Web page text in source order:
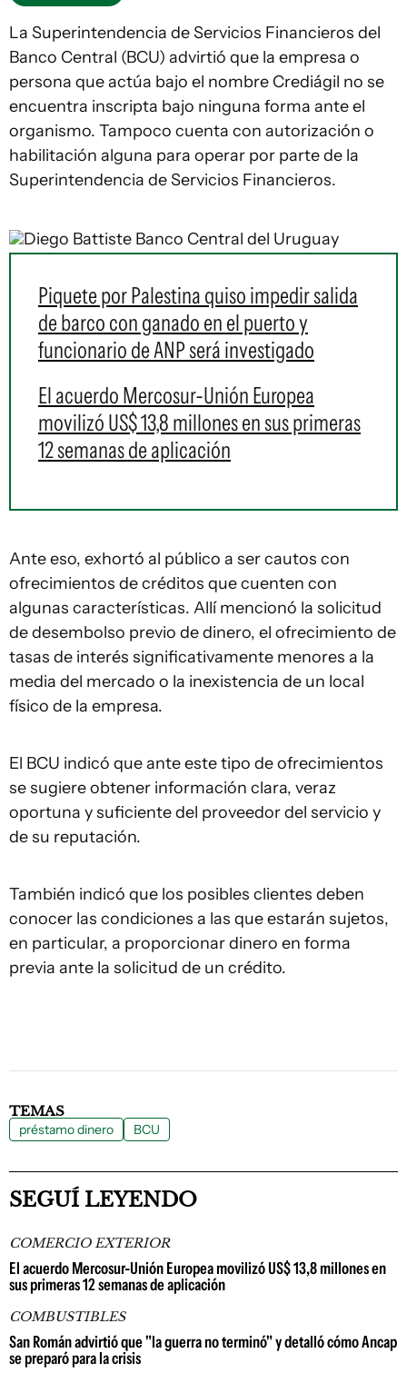
La Superintendencia de Servicios Financieros del
Banco Central (BCU) advirtió que la empresa o
persona que actúa bajo el nombre Crediágil no se
encuentra inscripta bajo ninguna forma ante el
organismo. Tampoco cuenta con autorización o
habilitación alguna para operar por parte de la
Superintendencia de Servicios Financieros.
Diego Battiste Banco Central del Uruguay
Piquete por Palestina quiso impedir salida
de barco con ganado en el puerto y
funcionario de ANP será investigado
El acuerdo Mercosur-Unión Europea
movilizó US$ 13,8 millones en sus primeras
12 semanas de aplicación
Ante eso, exhortó al público a ser cautos con
ofrecimientos de créditos que cuenten con
algunas características. Allí mencionó la solicitud
de desembolso previo de dinero, el ofrecimiento de
tasas de interés significativamente menores a la
media del mercado o la inexistencia de un local
físico de la empresa.
El BCU indicó que ante este tipo de ofrecimientos
se sugiere obtener información clara, veraz
oportuna y suficiente del proveedor del servicio y
de su reputación.
También indicó que los posibles clientes deben
conocer las condiciones a las que estarán sujetos,
en particular, a proporcionar dinero en forma
previa ante la solicitud de un crédito.
TEMAS
préstamo dinero BCU
SEGUÍ LEYENDO
COMERCIO EXTERIOR
El acuerdo Mercosur-Unión Europea movilizó US$ 13,8 millones en
sus primeras 12 semanas de aplicación
COMBUSTIBLES
San Román advirtió que "la guerra no terminó" y detalló cómo Ancap
se preparó para la crisis